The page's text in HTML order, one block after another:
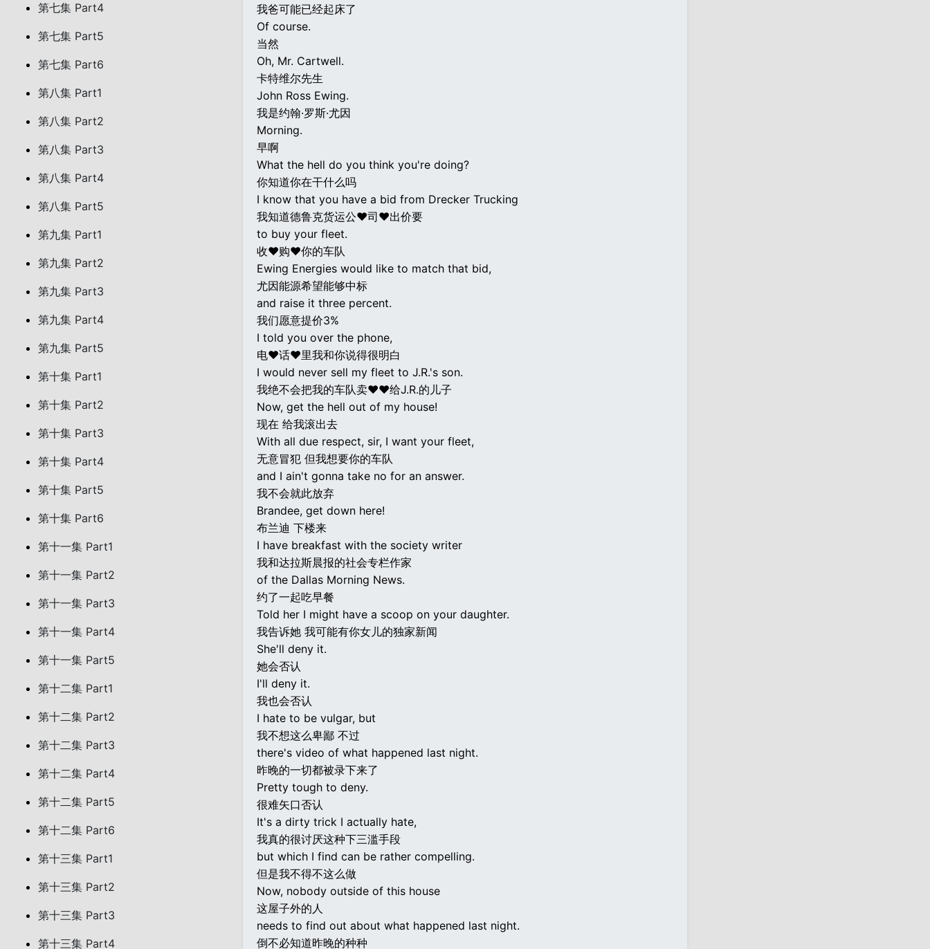
第七集 Part4
第七集 Part5
第七集 Part6
第八集 Part1
第八集 Part2
第八集 Part3
第八集 Part4
第八集 Part5
第九集 Part1
第九集 Part2
第九集 Part3
第九集 Part4
第九集 Part5
第十集 Part1
第十集 Part2
第十集 Part3
第十集 Part4
第十集 Part5
第十集 Part6
第十一集 Part1
第十一集 Part2
第十一集 Part3
第十一集 Part4
第十一集 Part5
第十二集 Part1
第十二集 Part2
第十二集 Part3
第十二集 Part4
第十二集 Part5
第十二集 Part6
第十三集 Part1
第十三集 Part2
第十三集 Part3
第十三集 Part4
我爸可能已经起床了
Of course.
当然
Oh, Mr. Cartwell.
卡特维尔先生
John Ross Ewing.
我是约翰·罗斯·尤因
Morning.
早啊
What the hell do you think you're doing?
你知道你在干什么吗
I know that you have a bid from Drecker Trucking
我知道德鲁克货运公♥司♥出价要
to buy your fleet.
收♥购♥你的车队
Ewing Energies would like to match that bid,
尤因能源希望能够中标
and raise it three percent.
我们愿意提价3%
I told you over the phone,
电♥话♥里我和你说得很明白
I would never sell my fleet to J.R.'s son.
我绝不会把我的车队卖♥♥给J.R.的儿子
Now, get the hell out of my house!
现在 给我滚出去
With all due respect, sir, I want your fleet,
无意冒犯 但我想要你的车队
and I ain't gonna take no for an answer.
我不会就此放弃
Brandee, get down here!
布兰迪 下楼来
I have breakfast with the society writer
我和达拉斯晨报的社会专栏作家
of the Dallas Morning News.
约了一起吃早餐
Told her I might have a scoop on your daughter.
我告诉她 我可能有你女儿的独家新闻
She'll deny it.
她会否认
I'll deny it.
我也会否认
I hate to be vulgar, but
我不想这么卑鄙 不过
there's video of what happened last night.
昨晚的一切都被录下来了
Pretty tough to deny.
很难矢口否认
It's a dirty trick I actually hate,
我真的很讨厌这种下三滥手段
but which I find can be rather compelling.
但是我不得不这么做
Now, nobody outside of this house
这屋子外的人
needs to find out about what happened last night.
倒不必知道昨晚的种种